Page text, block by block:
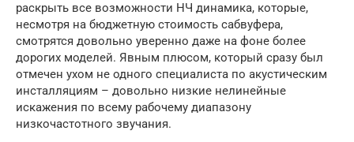
раскрыть все возможности НЧ динамика, которые,
несмотря на бюджетную стоимость сабвуфера,
смотрятся довольно уверенно даже на фоне более
дорогих моделей. Явным плюсом, который сразу был
отмечен ухом не одного специалиста по акустическим
инсталляциям – довольно низкие нелинейные
искажения по всему рабочему диапазону
низкочастотного звучания.